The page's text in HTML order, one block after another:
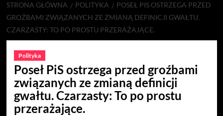
STRONA GŁÓWNA POLITYKA
POSEŁ PIS OSTRZEGA PRZED
GROŹBAMI ZWIĄZANYCH ZE ZMIANĄ DEFINICJI GWAŁTU.
CZARZASTY: TO PO PROSTU PRZERAŻAJĄCE.
Polityka
Poseł PiS ostrzega przed groźbami
związanych ze zmianą definicji
gwałtu. Czarzasty: To po prostu
przerażające.